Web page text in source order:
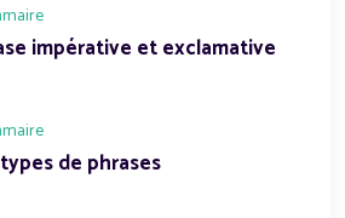
impérative et exclamative
de phrases